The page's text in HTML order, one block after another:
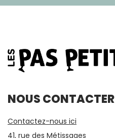
NOUS CONTACTER
Contactez-nous ici
41, rue des Métissages